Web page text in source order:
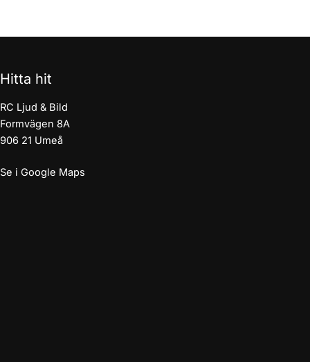
Hitta hit
RC Ljud & Bild
Formvägen 8A
906 21 Umeå
Se i Google Maps